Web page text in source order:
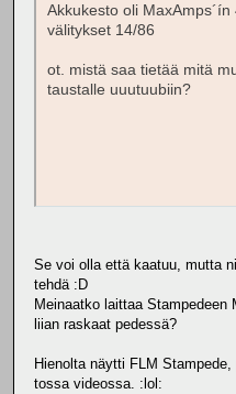
Akkukesto oli
välitykset 14/86
ot. mistä saa tietää mitä
taustalle uuutuubiin?
Se voi olla että kaatuu, mutta
tehdä :D
Meinaatko laittaa
liian raskaat pedessä?
Hienolta näytti FLM
tossa videossa. :lol: